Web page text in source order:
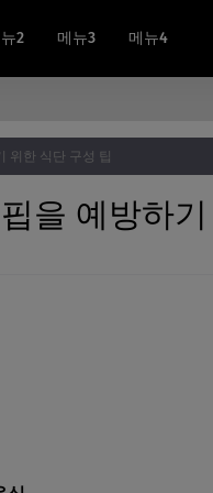
2 메뉴3 메뉴4
위한 식단 구성 팁
을 예방하